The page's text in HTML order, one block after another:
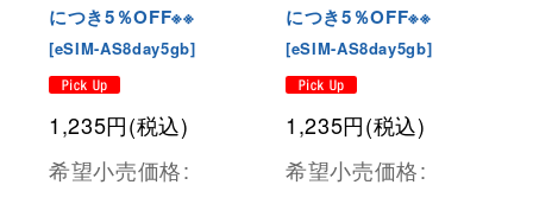
につき5％OFF※※
[eSIM-AS8day5gb]
1,235円(税込)
希望小売価格:
につき5％OFF※※
[eSIM-AS8day5gb]
1,235円(税込)
希望小売価格: